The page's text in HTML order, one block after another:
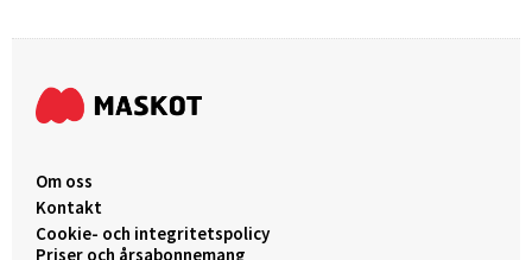
Om oss
Kontakt
Cookie- och integritetspolicy
Priser och årsabonnemang